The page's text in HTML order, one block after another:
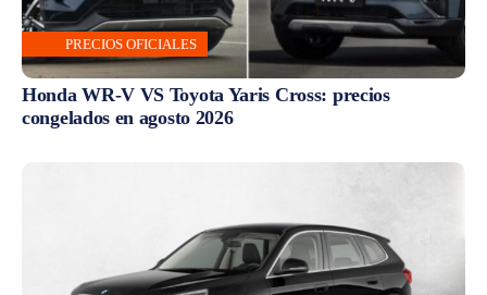
PRECIOS OFICIALES
Honda WR-V VS Toyota Yaris Cross: precios
congelados en agosto 2026